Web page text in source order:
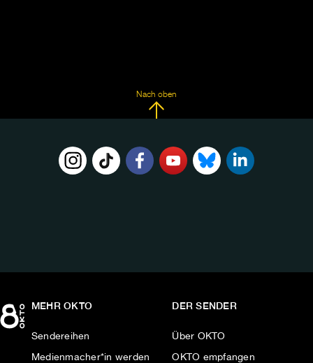
Nach oben
MEHR OKTO
Sendereihen
Medienmacher*in werden
DER SENDER
Über OKTO
OKTO empfangen